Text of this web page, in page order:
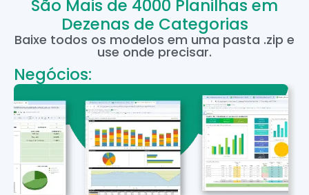
São Mais de 4000 Planilhas em
Dezenas de Categorias
Baixe todos os modelos em uma pasta .zip e
use onde precisar.
Negócios: